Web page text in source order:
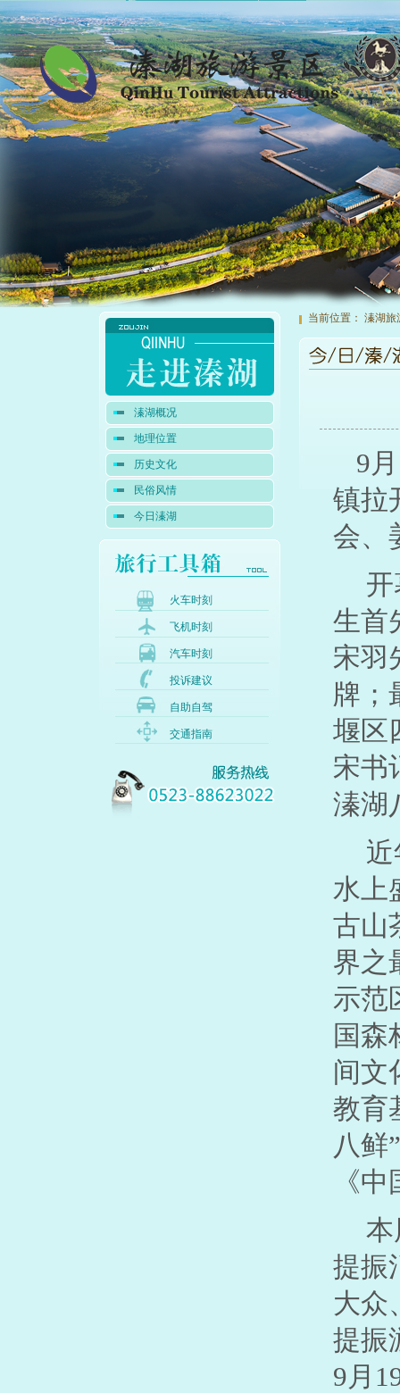
溱湖概况
地理位置
历史文化
民俗风情
今日溱湖
火车时刻
飞机时刻
汽车时刻
投诉建议
自助自驾
交通指南
当前位置： 溱湖旅
9 月
镇拉
会、
生首
宋羽
牌；
堰区
宋书
溱湖
水
古山
界之
示范
国森
间文
教育
八鲜
《
本
提振
大众
提振
9 月